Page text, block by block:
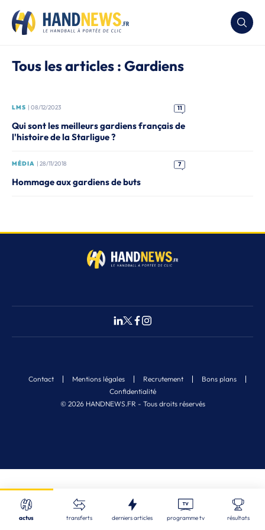
Recherche
Tous les articles : Gardiens
LMS | 08/12/2023 11
Qui sont les meilleurs gardiens français de
l'histoire de la Starligue ?
MÉDIA | 28/11/2018 7
Hommage aux gardiens de buts
© 2026 HANDNEWS.FR - Tous droits réservés
Contact Mentions légales Recrutement
Bons plans
Confidentialité
actus transferts derniers articles programme tv résultats
Nos derniers articles
ALL | 08/08/2026